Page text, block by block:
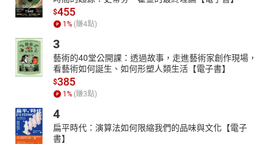
$455
1% (賺4點)
3
藝術的40堂公開課：透過故事，走進藝術家創作現場，
看藝術如何誕生、如何形塑人類生活【電子書】
$385
1% (賺3點)
4
扁平時代：演算法如何限縮我們的品味與文化【電子
書】